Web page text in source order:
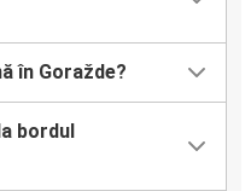
în Goražde?
bordul